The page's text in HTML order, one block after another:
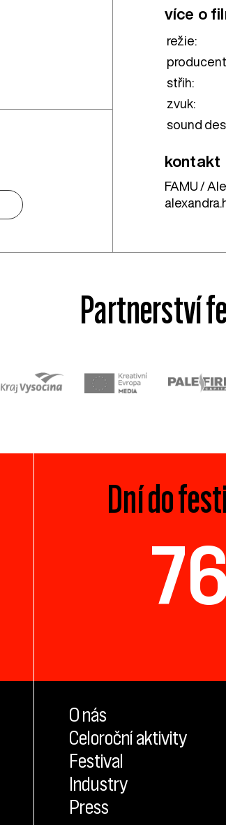
více o
režie:
střih:
zvuk:
sound
kontakt
FAMU /
Partnerství
Dní do
O nás
Celoroční aktivity
Festival
Industry
Press